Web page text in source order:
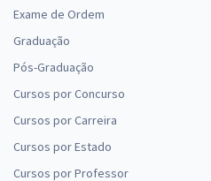
Exame de Ordem
Graduação
Pós-Graduação
Cursos por Concurso
Cursos por Carreira
Cursos por Estado
Cursos por Professor